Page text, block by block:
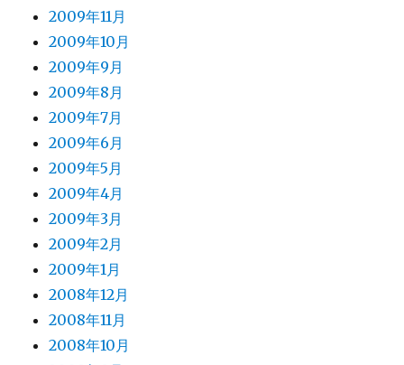
2009年11月
2009年10月
2009年9月
2009年8月
2009年7月
2009年6月
2009年5月
2009年4月
2009年3月
2009年2月
2009年1月
2008年12月
2008年11月
2008年10月